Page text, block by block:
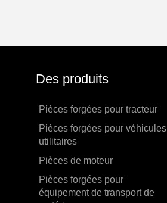
Des produits
Pièces forgées pour tracteur
Pièces forgées pour véhicules
utilitaires
Pièces de moteur
Pièces forgées pour
équipement de transport de